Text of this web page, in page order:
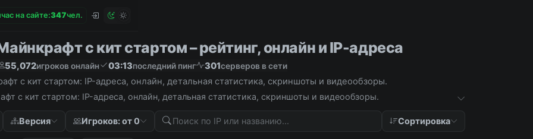
на сайте:347чел.
с кит стартом – рейтинг, онлайн и IP-адреса
55,072игроков онлайн 03:13последний пинг 301серверов в сети
с кит стартом: IP-адреса, онлайн, детальная статистика, скриншоты и видеообзоры.
с кит стартом: IP-адреса, онлайн, детальная статистика, скриншоты и видеообзоры.
Версия Игроков: от 0 Сортировка